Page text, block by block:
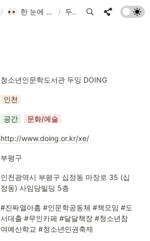
/ 한 눈에 모아보기 / 두잉
청소년인문학도서관 두잉 DOING
인천
공간 문화/예술
http://www.doing.or.kr/xe/
부평구
인천광역시 부평구 십정동 마장로 35 (십
정동) 사임당빌딩 5층
#진짜열아홉 #인문학공동체 #책모임 #도
서대출 #무인카페 #달달책장 #청소년참
여예산학교 #청소년인권축제